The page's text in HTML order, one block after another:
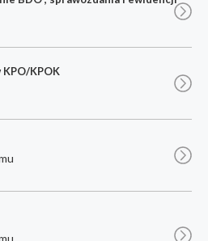
KPO/KPOK